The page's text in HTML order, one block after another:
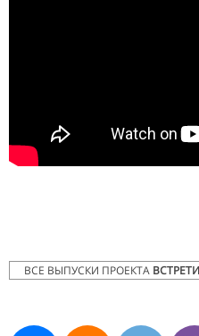
ВСЕ ВЫПУСКИ ПРОЕКТА